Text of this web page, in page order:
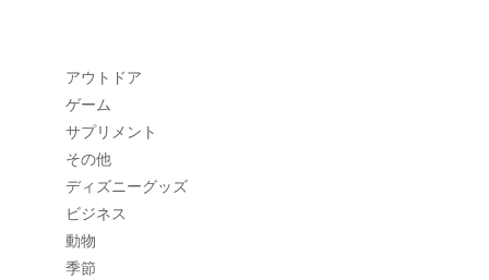
アウトドア
ゲーム
サプリメント
その他
ディズニーグッズ
ビジネス
動物
季節